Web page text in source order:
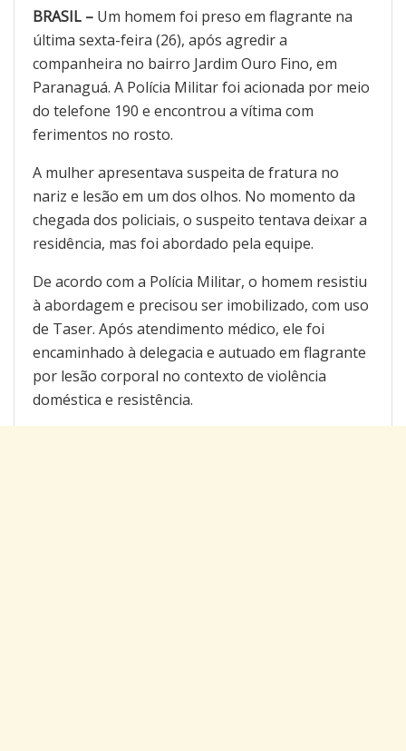
BRASIL – Um homem foi preso em flagrante na
última sexta-feira (26), após agredir a
companheira no bairro Jardim Ouro Fino, em
Paranaguá. A Polícia Militar foi acionada por meio
do telefone 190 e encontrou a vítima com
ferimentos no rosto.
A mulher apresentava suspeita de fratura no
nariz e lesão em um dos olhos. No momento da
chegada dos policiais, o suspeito tentava deixar a
residência, mas foi abordado pela equipe.
De acordo com a Polícia Militar, o homem resistiu
à abordagem e precisou ser imobilizado, com uso
de Taser. Após atendimento médico, ele foi
encaminhado à delegacia e autuado em flagrante
por lesão corporal no contexto de violência
doméstica e resistência.